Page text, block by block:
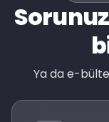
Ya da e-